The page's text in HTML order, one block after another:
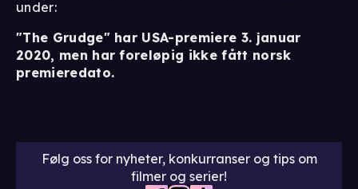
under:
"The Grudge" har USA-premiere 3. januar
2020, men har foreløpig ikke fått norsk
premieredato.
Følg oss for nyheter, konkurranser og tips om
filmer og serier!